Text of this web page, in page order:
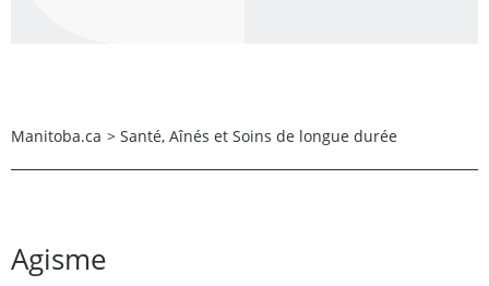
Manitoba.ca > Santé, Aînés et Soins de longue durée
Agisme